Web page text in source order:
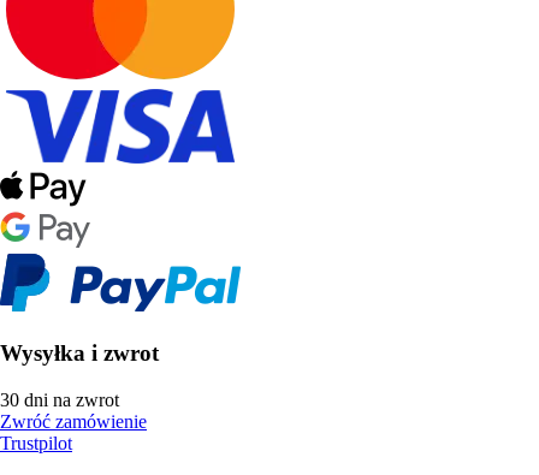
Wysyłka i zwrot
30 dni na zwrot
Zwróć zamówienie
Trustpilot